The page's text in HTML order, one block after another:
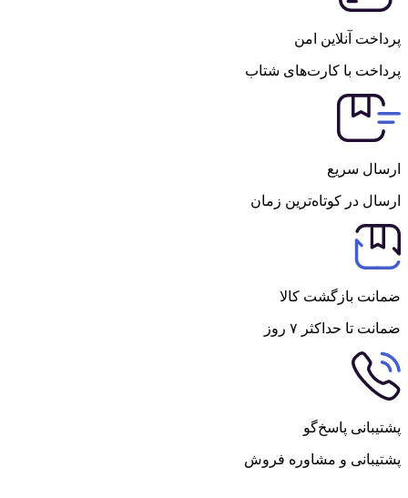
پرداخت آنلاین امن
پرداخت با کارت‌های شتاب
ارسال سریع
ارسال در کوتاه‌ترین زمان
ضمانت بازگشت کالا
ضمانت تا حداکثر ۷ روز
پشتیبانی پاسخ‌گو
پشتیبانی و مشاوره فروش